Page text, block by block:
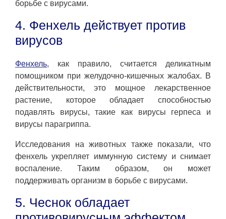
борьбе с вирусами.
4. Фенхель действует против
вирусов
Фенхель, как правило, считается деликатным
помощником при желудочно-кишечных жалобах. В
действительности, это мощное лекарственное
растение, которое обладает способностью
подавлять вирусы, такие как вирусы герпеса и
вирусы парагриппа.
Исследования на животных также показали, что
фенхель укрепляет иммунную систему и снимает
воспаление. Таким образом, он может
поддерживать организм в борьбе с вирусами.
5. Чеснок обладает